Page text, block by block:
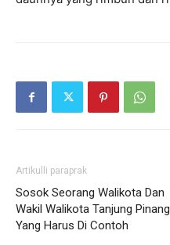
Artikulli paraprak
Sosok Seorang Walikota Dan
Wakil Walikota Tanjung Pinang
Yang Harus Di Contoh